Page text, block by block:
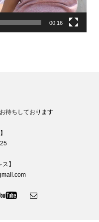
00:16
待ちしております
】